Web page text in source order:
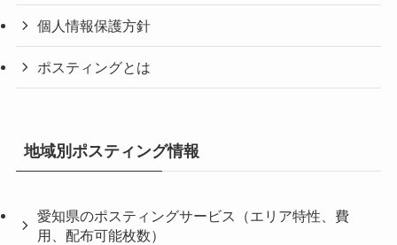
個人情報保護方針
ポスティングとは
地域別ポスティング情報
愛知県のポスティングサービス（エリア特性、費
用、配布可能枚数）